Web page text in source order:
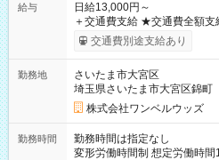
給与
日給13,000円～
＋交通費支給 ★交通費全額支給！ ┗案件により規定あり ★日払
いOK！（規定あり） ┗働い
ンビニATMから 日払い分を引き落とせ
交通費別途支給あり
勤務地
さいたま市大宮区
埼玉県さいたま市大宮区錦町
株式会社ワンベルウッズ
勤務時間
勤務時間は指定なし
変形労働時間制 想定労働時間160時間/月 【シ